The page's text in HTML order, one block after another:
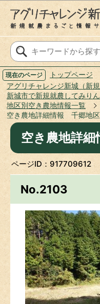
この
現在のページ
トップページ
アグリチャレンジ新城（新
新城市で新規就農してみりん
地区別空き農地情報一覧
空き農地詳細情報 千郷地
空き農地詳
ページID：917709612
No.2103